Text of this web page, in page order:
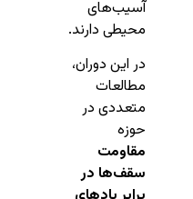
آسیب‌های
محیطی دارند.
در این دوران،
مطالعات
متعددی در
حوزه
مقاومت
سقف‌ها در